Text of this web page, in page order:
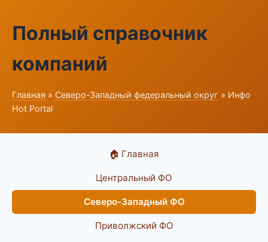
Полный справочник
компаний
Главная » Северо-Западный федеральный округ » Инфо
Hot Portal
🏠 Главная
Центральный ФО
Северо-Западный ФО
Приволжский ФО